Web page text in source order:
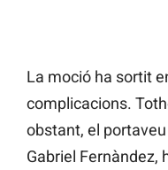
La moció ha sortit
complicacions.
obstant, el portaveu
Gabriel Fernàndez,